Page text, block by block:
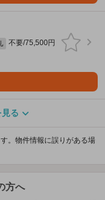
不要/75,500円
る
。物件情報に誤りがある場
方へ